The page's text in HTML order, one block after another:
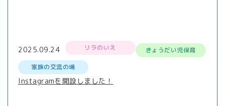
2025.09.24 リラのいえ
きょうだい児保育
家族の交流の場
Instagramを開設しました！